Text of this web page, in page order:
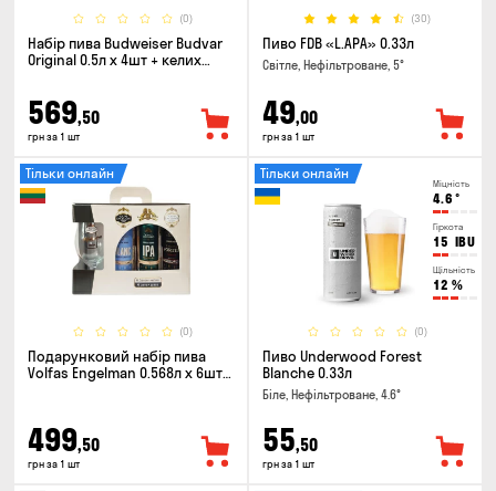
(0)
Набір пива Budweiser Budvar
Original 0.5л х 4шт + келих
569,50
грн за 1 шт
(30)
Пиво FDB «L.APA» 0.33л
Світле, Нефільтроване, 5°
49,00
грн за 1 шт
(0)
Тільки онлайн
Подарунковий набір пива
Volfas Engelman 0.568л x 6шт +
499,50
грн за 1 шт
Міцність
4.6 °
Гіркота
15 IBU
Щільність
12 %
(0)
Тільки онлайн
Пиво Underwood Forest
Blanche 0.33л
Біле, Нефільтроване, 4.6°
55,50
грн за 1 шт